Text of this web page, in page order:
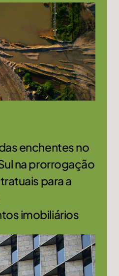
enchentes no
na prorrogação
para a
imobiliários